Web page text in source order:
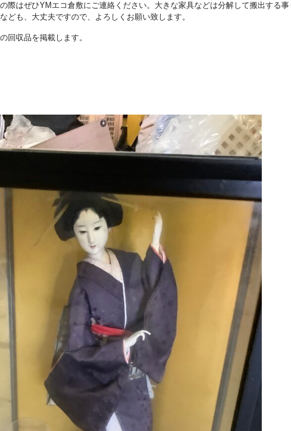
際はぜひYMエコ倉敷にご連絡ください。大きな家具などは分解して搬出する
ども、大丈夫ですので、よろしくお願い致します。
回収品を掲載します。